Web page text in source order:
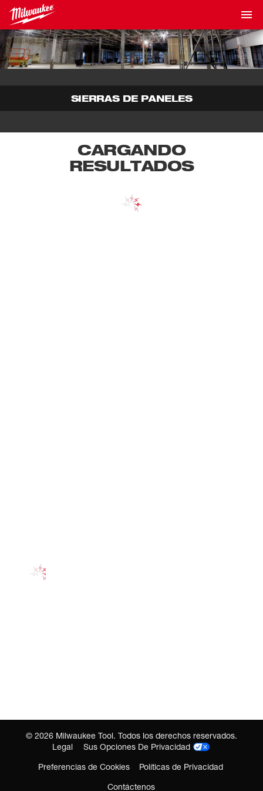
SIERRAS DE PANELES
CARGANDO
RESULTADOS
© 2026 Milwaukee Tool. Todos los derechos reservados.
Legal
Sus Opciones De Privacidad
Preferencias de Cookies
Políticas de Privacidad
Contáctenos